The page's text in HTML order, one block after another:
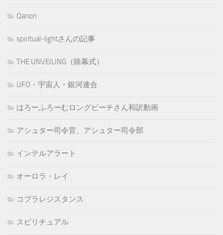
Qanon
spiritual-lightさんの記事
THE UNVEILING（除幕式）
UFO・宇宙人・銀河連合
はろーふろーむロングビーチさん和訳動画
アシュター司令官、アシュター司令部
インテルアラート
オーロラ・レイ
コブラレジスタンス
スピリチュアル